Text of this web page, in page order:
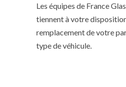
Les équipes de France
tiennent à votre
remplacement de votre
type de véhicule.